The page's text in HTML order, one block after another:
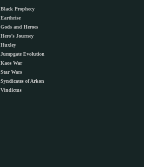
Black Prophecy
Earthrise
Gods and Heroes
Hero’s Journey
Huxley
Jumpgate Evolution
Kaos War
Star Wars
Syndicates of Arkon
Vindictus